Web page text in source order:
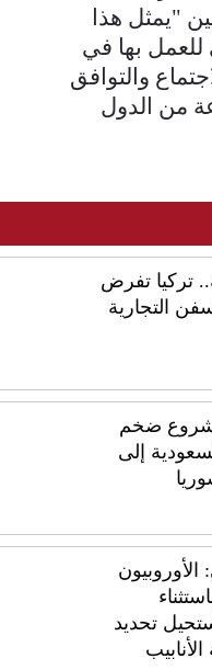
"يمثل ​هذا
للعمل ​بها في
والتوافق
​من الدول
تركيا تفرض
التجارية
ضخم
إلى
الأوروبيون
تحديد